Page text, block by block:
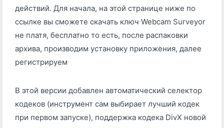
действий. Для начала, на этой странице ниже по
ссылке вы сможете скачать ключ Webcam Surveyor
не платя, бесплатно то есть, после распаковки
архива, производим установку приложения, далее
регистрируем
В этой версии добавлен автоматический селектор
кодеков (инструмент сам выбирает лучший кодек
при первом запуске), поддержка кодека DivX новой